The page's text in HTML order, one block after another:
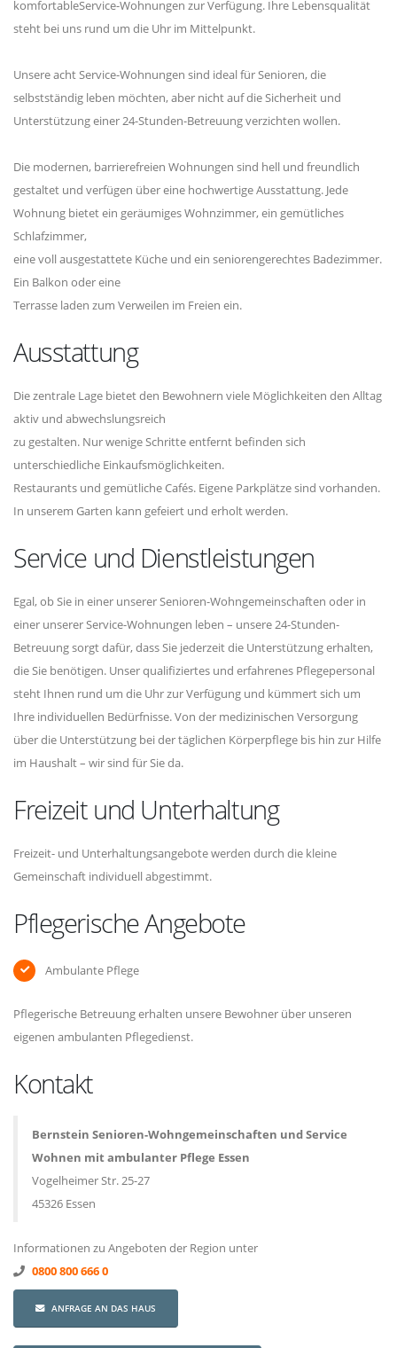
komfortableService-Wohnungen zur Verfügung. Ihre Lebensqualität
steht bei uns rund um die Uhr im Mittelpunkt.
Unsere acht Service-Wohnungen sind ideal für Senioren, die
selbstständig leben möchten, aber nicht auf die Sicherheit und
Unterstützung einer 24-Stunden-Betreuung verzichten wollen.
Die modernen, barrierefreien Wohnungen sind hell und freundlich
gestaltet und verfügen über eine hochwertige Ausstattung. Jede
Wohnung bietet ein geräumiges Wohnzimmer, ein gemütliches
Schlafzimmer,
eine voll ausgestattete Küche und ein seniorengerechtes Badezimmer.
Ein Balkon oder eine
Terrasse laden zum Verweilen im Freien ein.
Ausstattung
Die zentrale Lage bietet den Bewohnern viele Möglichkeiten den Alltag
aktiv und abwechslungsreich
zu gestalten. Nur wenige Schritte entfernt befinden sich
unterschiedliche Einkaufsmöglichkeiten.
Restaurants und gemütliche Cafés. Eigene Parkplätze sind vorhanden.
In unserem Garten kann gefeiert und erholt werden.
Service und Dienstleistungen
Egal, ob Sie in einer unserer Senioren-Wohngemeinschaften oder in
einer unserer Service-Wohnungen leben – unsere 24-Stunden-
Betreuung sorgt dafür, dass Sie jederzeit die Unterstützung erhalten,
die Sie benötigen. Unser qualifiziertes und erfahrenes Pflegepersonal
steht Ihnen rund um die Uhr zur Verfügung und kümmert sich um
Ihre individuellen Bedürfnisse. Von der medizinischen Versorgung
über die Unterstützung bei der täglichen Körperpflege bis hin zur Hilfe
im Haushalt – wir sind für Sie da.
Freizeit und Unterhaltung
Freizeit- und Unterhaltungsangebote werden durch die kleine
Gemeinschaft individuell abgestimmt.
Pflegerische Angebote
Ambulante Pflege
Pflegerische Betreuung erhalten unsere Bewohner über unseren
eigenen ambulanten Pflegedienst.
Kontakt
Bernstein Senioren-Wohngemeinschaften und Service
Wohnen mit ambulanter Pflege Essen
Vogelheimer Str. 25-27
45326 Essen
Informationen zu Angeboten der Region unter
0800 800 666 0
ANFRAGE AN DAS HAUS